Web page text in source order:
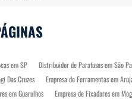
em SP Distribuidor de Parafusos em São
Das Cruzes
Empresa de Ferramentas em
em Guarulhos
Empresa de Fixadores em